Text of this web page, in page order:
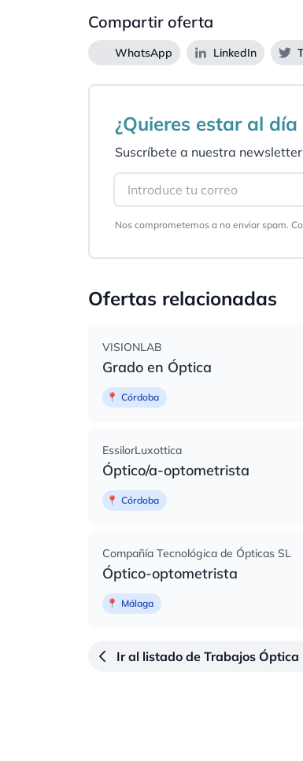
Compartir oferta
WhatsApp LinkedIn
¿Quieres estar al
Suscríbete a nuestra
Email
Nos comprometemos a no enviar spam.
Ofertas relacionadas
VISIONLAB
Grado en Óptica
📍 Córdoba
EssilorLuxottica
Óptico/a-optometrista
📍 Córdoba
Compañía Tecnológica de Ópticas SL
Óptico-optometrista
📍 Málaga
Ir al listado de Trabajos Óptica